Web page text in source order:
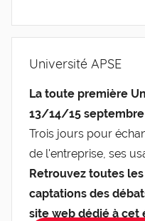
Université APSE
La toute première
13/14/15 septembre
Trois jours pour
de l'entreprise, ses
Retrouvez toutes
captations des
site web dédié à cet